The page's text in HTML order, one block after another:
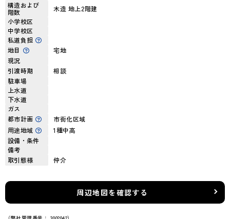
構造および
階数
木造 地上2階建
小学校区
中学校区
私道負担
地目
宅地
現況
引渡時期
相談
駐車場
上水道
下水道
ガス
都市計画
市街化区域
用途地域
1種中高
設備・条件
備考
取引態様
仲介
周辺地図を確認する